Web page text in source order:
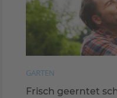
GARTEN
Frisch geerntet